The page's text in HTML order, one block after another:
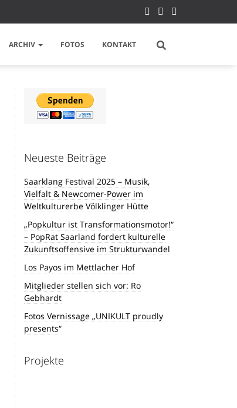
ARCHIV FOTOS KONTAKT
Neueste Beiträge
Saarklang Festival 2025 – Musik,
Vielfalt & Newcomer-Power im
Weltkulturerbe Völklinger Hütte
„Popkultur ist Transformationsmotor!“
– PopRat Saarland fordert kulturelle
Zukunftsoffensive im Strukturwandel
Los Payos im Mettlacher Hof
Mitglieder stellen sich vor: Ro
Gebhardt
Fotos Vernissage „UNIKULT proudly
presents“
Projekte